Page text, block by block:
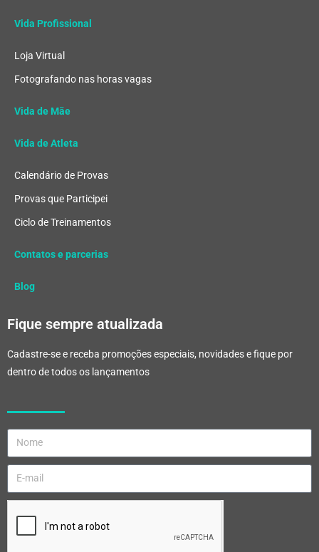
Vida Profissional
Loja Virtual
Fotografando nas horas vagas
Vida de Mãe
Vida de Atleta
Calendário de Provas
Provas que Participei
Ciclo de Treinamentos
Contatos e parcerias
Blog
Fique sempre atualizada
Cadastre-se e receba promoções especiais, novidades e fique por
dentro de todos os lançamentos